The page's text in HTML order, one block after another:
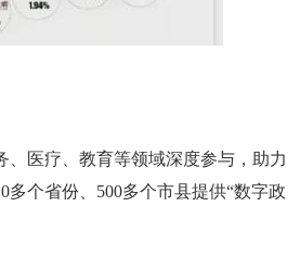
医疗、教育等领域深度参与，助力
个省份、500多个市县提供“数字政